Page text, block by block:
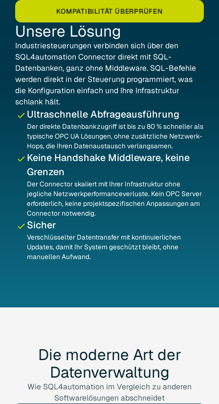
Unsere Lösung
Industriesteuerungen verbinden sich über den
SQL4automation Connector direkt mit SQL-
Datenbanken, ganz ohne Middleware. SQL-Befehle
werden direkt in der Steuerung programmiert, was
die Konfiguration einfach und Ihre Infrastruktur
schlank hält.
Ultraschnelle Abfrageausführung
Der direkte Datenbankzugriff ist bis zu 80 % schneller als
typische OPC UA Lösungen, ohne zusätzliche Netzwerk-
Hops, die Ihren Datenaustausch verlangsamen.
Keine Handshake Middleware, keine
Grenzen
Der Connector skaliert mit Ihrer Infrastruktur ohne
jegliche Netzwerkperformanceverluste. Kein OPC Server
erforderlich, keine projektspezifischen Anpassungen am
Connector notwendig.
Sicher
Verschlüsselter Datentransfer mit kontinuierlichen
Updates, damit Ihr System geschützt bleibt, ohne
manuellen Aufwand.
KOMPATIBILITÄT ÜBERPRÜFEN
Die moderne Art der
Datenverwaltung
Wie SQL4automation im Vergleich zu anderen
Softwarelösungen abschneidet